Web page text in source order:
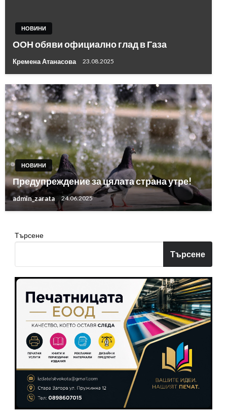
НОВИНИ
ООН обяви официално глад в Газа
Кремена Атанасова 23.08.2025
НОВИНИ
Предупреждение за цялата страна утре!
admin_zarata 24.06.2025
Търсене
Търсене